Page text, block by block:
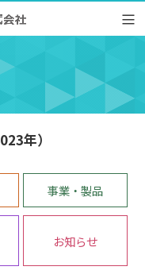
年）
事業・製品
お知らせ